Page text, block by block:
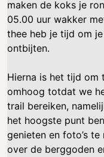
maken de koks je
05.00 uur wakker
thee heb je tijd om
ontbijten.
Hierna is het tijd om
omhoog totdat we
trail bereiken,
het hoogste punt
genieten en foto’s
over de berggoden